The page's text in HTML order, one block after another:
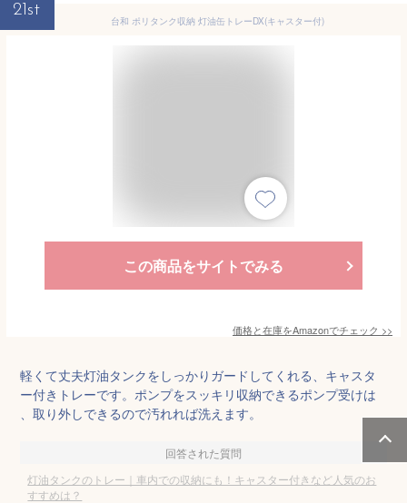
21st
台和 ポリタンク収納 灯油缶トレーDX(キャスター付)
この商品をサイトでみる
価格と在庫をAmazonでチェック >>
軽くて丈夫灯油タンクをしっかりガードしてくれる、キャスタ
ー付きトレーです。ポンプをスッキリ収納できるポンプ受けは
、取り外しできるので汚れれば洗えます。
回答された質問
灯油タンクのトレー｜車内での収納にも！キャスター付きなど人気のお
すすめは？